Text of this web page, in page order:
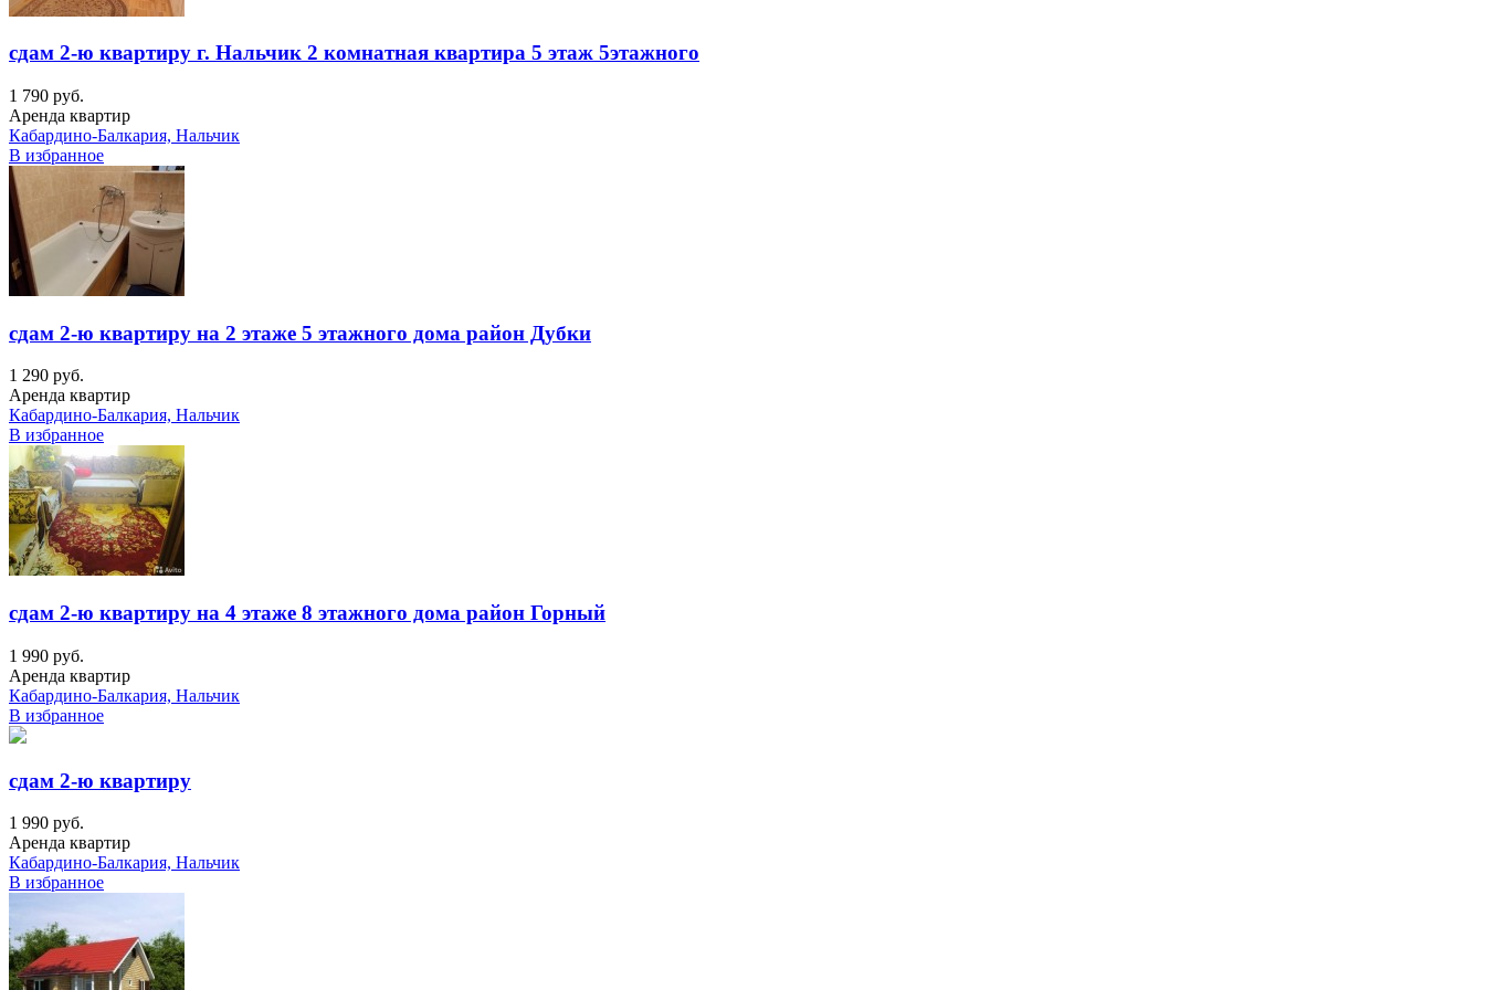
сдам 2-ю квартиру г. Нальчик 2 комнатная квартира 5 этаж 5этажного
1 790 руб.
Аренда квартир
Кабардино-Балкария, Нальчик
В избранное
сдам 2-ю квартиру на 2 этаже 5 этажного дома район Дубки
1 290 руб.
Аренда квартир
Кабардино-Балкария, Нальчик
В избранное
сдам 2-ю квартиру на 4 этаже 8 этажного дома район Горный
1 990 руб.
Аренда квартир
Кабардино-Балкария, Нальчик
В избранное
сдам 2-ю квартиру
1 990 руб.
Аренда квартир
Кабардино-Балкария, Нальчик
В избранное